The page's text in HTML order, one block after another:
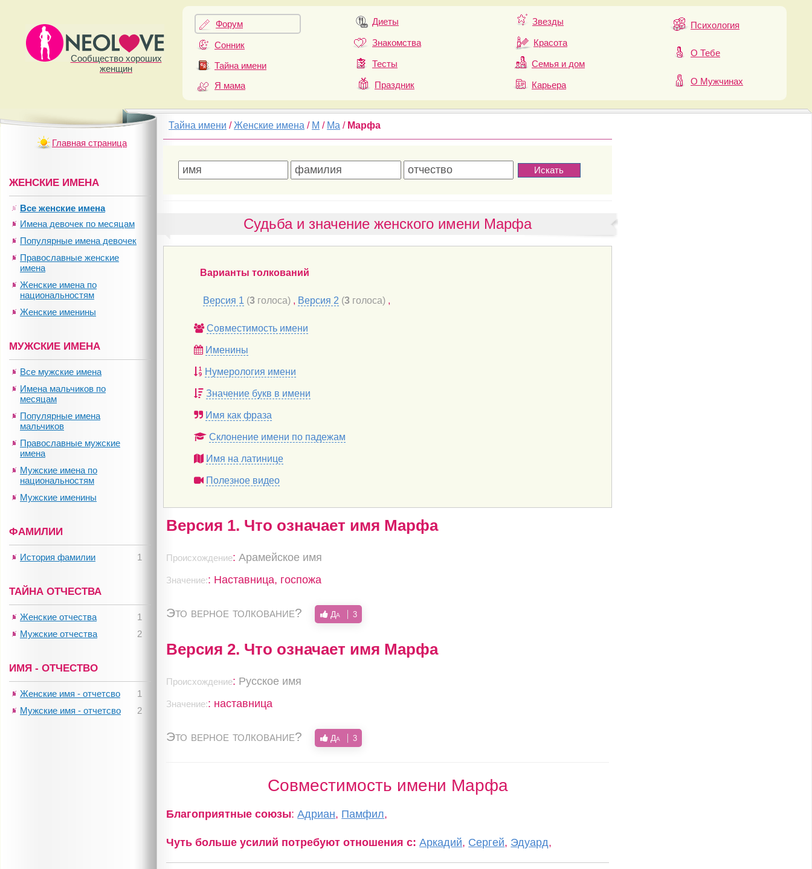
Сообщество хороших
женщин
Форум
Сонник
Тайна имени
Я мама
Диеты
Знакомства
Тесты
Праздник
Звезды
Красота
Семья и дом
Карьера
Психология
О Тебе
О Мужчинах
Тайна имени / Женские имена / М / Ма / Марфа
Судьба и значение женского имени Марфа
Варианты толкований
Версия 1 (3 голоса) , Версия 2 (3 голоса) ,
Совместимость имени
Именины
Нумерология имени
Значение букв в имени
Имя как фраза
Склонение имени по падежам
Имя на латинице
Полезное видео
Версия 1. Что означает имя Марфа
Происхождение:Арамейское имя
Значение:: Наставница, госпожа
Это верное толкование? Да 3
Версия 2. Что означает имя Марфа
Происхождение: Русское имя
Значение:: наставница
Это верное толкование? Да 3
Совместимость имени Марфа
Благоприятные союзы:Адриан, Памфил,
Чуть больше усилий потребуют отношения с:Аркадий, Сергей, Эдуард,
Главная страница
ЖЕНСКИЕ ИМЕНА
Все женские имена
Имена девочек по месяцам
Популярные имена девочек
Православные женские
имена
Женские имена по
национальностям
Женские именины
МУЖСКИЕ ИМЕНА
Все мужские имена
Имена мальчиков по
месяцам
Популярные имена
мальчиков
Православные мужские
имена
Мужские имена по
национальностям
Мужские именины
ФАМИЛИИ
1
История фамилии
ТАЙНА ОТЧЕСТВА
1
Женские отчества
2
Мужские отчества
ИМЯ - ОТЧЕСТВО
1
Женские имя - отчетсво
2
Мужские имя - отчетсво